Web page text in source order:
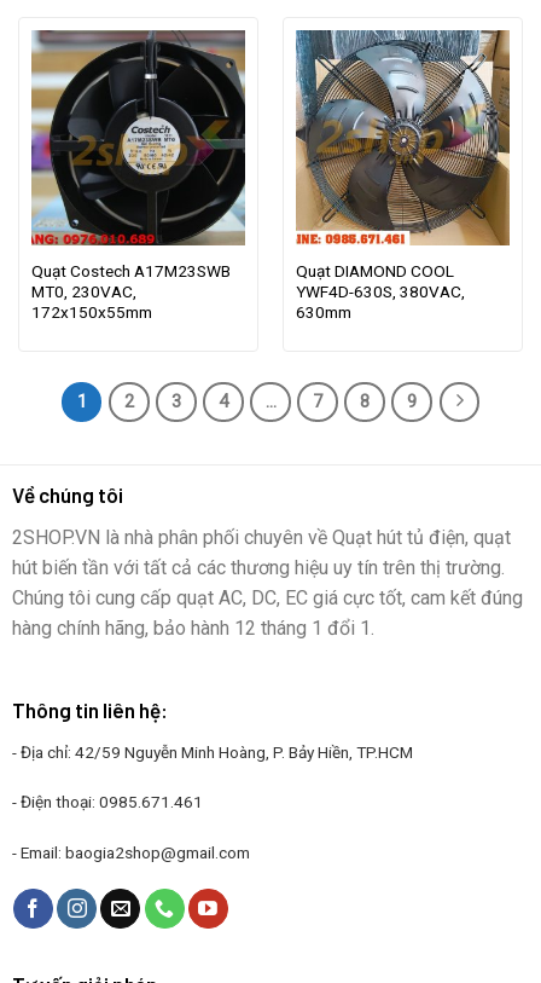
Quạt Costech A17M23SWB
MT0, 230VAC,
172x150x55mm
Quạt DIAMOND COOL
YWF4D-630S, 380VAC,
630mm
1 2 3 4 … 7 8 9
Về chúng tôi
2SHOP.VN là nhà phân phối chuyên về Quạt hút tủ điện, quạt
hút biến tần với tất cả các thương hiệu uy tín trên thị trường.
Chúng tôi cung cấp quạt AC, DC, EC giá cực tốt, cam kết đúng
hàng chính hãng, bảo hành 12 tháng 1 đổi 1.
Thông tin liên hệ:
- Địa chỉ: 42/59 Nguyễn Minh Hoàng, P. Bảy Hiền, TP.HCM
- Điện thoại: 0985.671.461
- Email: baogia2shop@gmail.com